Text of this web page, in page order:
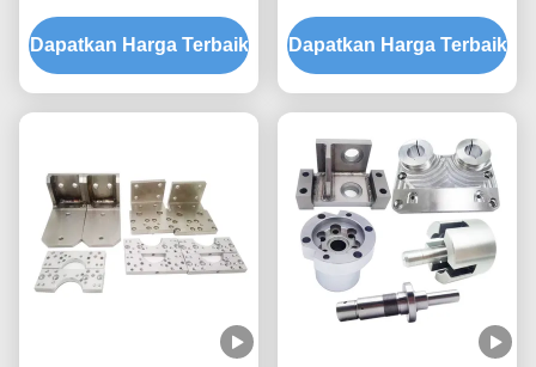
Importir Mesin
penggilingan CNC
Prototipe Kuningan Baja
Dapatkan Harga Terbaik
Process Prototip
Dapatkan Harga Terbaik